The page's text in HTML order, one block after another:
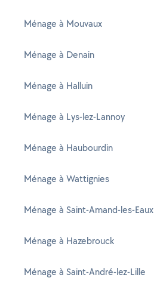
Ménage à Mouvaux
Ménage à Denain
Ménage à Halluin
Ménage à Lys-lez-Lannoy
Ménage à Haubourdin
Ménage à Wattignies
Ménage à Saint-Amand-les-Eaux
Ménage à Hazebrouck
Ménage à Saint-André-lez-Lille